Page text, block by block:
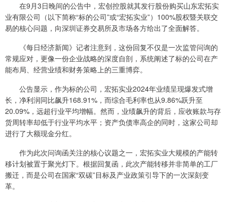
在9月3日晚间的公告中，宏创控股就其发行股份购买山东宏拓实
业有限公司（以下简称“标的公司”或“宏拓实业”）100%股权暨关联交
易的核心问题，向深圳证券交易所及市场各方给出了全面解答。
《每日经济新闻》记者注意到，这份回复不仅是一次监管问询的
常规应对，更像一份企业战略的深度自剖，系统阐述了标的公司在产
能布局、经营业绩和财务策略上的三重博弈。
公告显示，作为标的公司，宏拓实业2024年业绩呈现爆发式增
长，净利润同比飙升168.91%，而综合毛利率也从9.86%跃升至
20.09%，远超行业平均增幅。然而，业绩飙升的背后，应收账款与存
货周转率却低于行业平均水平；资产负债率高企的同时，这家公司却
进行了大额现金分红。
作为此次问询函关注的核心议题之一，宏拓实业大规模的产能转
移计划被置于聚光灯下。根据回复函，此次产能转移并非简单的工厂
搬迁，而是公司在国家“双碳”目标及产业政策引导下的一次深刻变
革。